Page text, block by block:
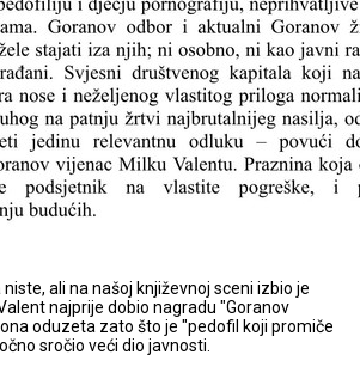
ali na našoj književnoj sceni izbio je
najprije dobio nagradu "Goranov
oduzeta zato što je "pedofil koji promiče
sročio veći dio javnosti.